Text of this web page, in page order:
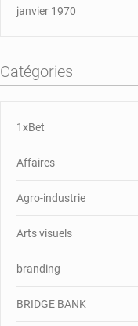
janvier 1970
Catégories
1xBet
Affaires
Agro-industrie
Arts visuels
branding
BRIDGE BANK